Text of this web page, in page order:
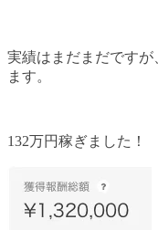
実績はまだまだですが
ます。
132万円稼ぎました！